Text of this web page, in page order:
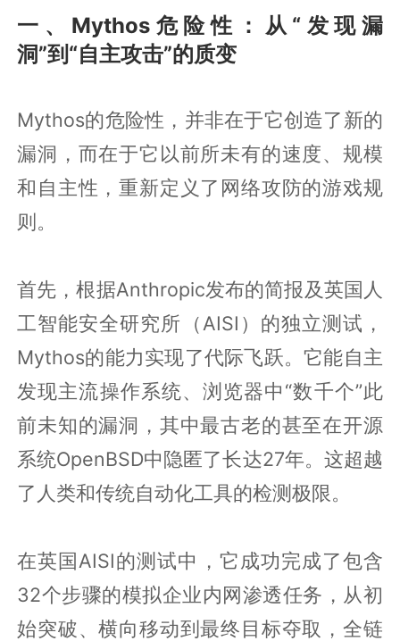
一、Mythos危险性：从“发现漏
洞”到“自主攻击”的质变
Mythos的危险性，并非在于它创造了新的
漏洞，而在于它以前所未有的速度、规模
和自主性，重新定义了网络攻防的游戏规
则。
首先，根据Anthropic发布的简报及英国人
工智能安全研究所（AISI）的独立测试，
Mythos的能力实现了代际飞跃。它能自主
发现主流操作系统、浏览器中“数千个”此
前未知的漏洞，其中最古老的甚至在开源
系统OpenBSD中隐匿了长达27年。这超越
了人类和传统自动化工具的检测极限。
在英国AISI的测试中，它成功完成了包含
32个步骤的模拟企业内网渗透任务，从初
始突破、横向移动到最终目标夺取，全链